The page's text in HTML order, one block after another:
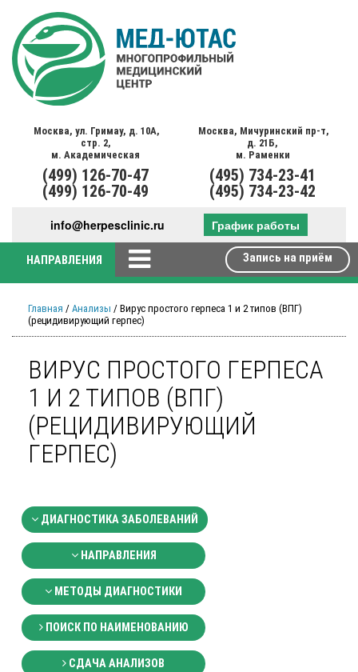
Москва, ул. Гримау, д. 10А,
стр. 2,
м. Академическая
(499) 126-70-47
(499) 126-70-49
Москва, Мичуринский пр-т,
д. 21Б,
м. Раменки
(495) 734-23-41
(495) 734-23-42
info@herpesclinic.ru График работы
НАПРАВЛЕНИЯ Запись на приём
Главная / Анализы / Вирус простого герпеса 1 и 2 типов (ВПГ)
(рецидивирующий герпес)
ВИРУС ПРОСТОГО ГЕРПЕСА
1 И 2 ТИПОВ (ВПГ)
(РЕЦИДИВИРУЮЩИЙ
ГЕРПЕС)
ДИАГНОСТИКА ЗАБОЛЕВАНИЙ
НАПРАВЛЕНИЯ
МЕТОДЫ ДИАГНОСТИКИ
ПОИСК ПО НАИМЕНОВАНИЮ
СДАЧА АНАЛИЗОВ